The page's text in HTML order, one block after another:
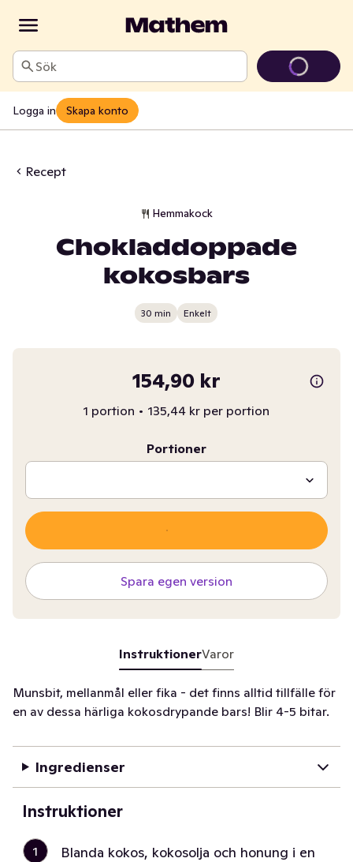
Sök
Logga in Skapa konto
Recept
Hemmakock
Chokladdoppade
kokosbars
30 min Enkelt
154,90 kr
1 portion • 135,44 kr per portion
Portioner
Spara egen version
InstruktionerVaror
Munsbit, mellanmål eller fika - det finns alltid tillfälle för
en av dessa härliga kokosdrypande bars! Blir 4-5 bitar.
Ingredienser
Instruktioner
1
Blanda kokos, kokosolja och honung i en